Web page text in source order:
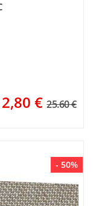
€ 25.60 €
- 50%